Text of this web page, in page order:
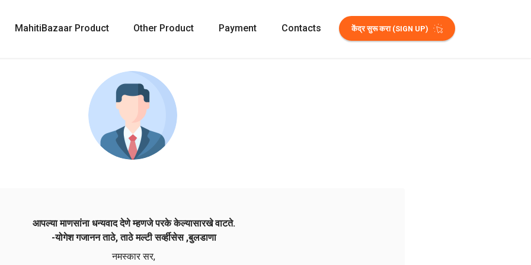
आपल्या माणसांना धन्यवाद देणे म्हणजे परके केल्यासारखे वाटते.
-योगेश गजानन ताठे, ताठे मल्टी सर्व्हीसेस ,बुलडाणा
नमस्कार सर,
MahitiBazaar Product Other Product Payment Contacts केंद्र सुरू करा (SIGN UP)